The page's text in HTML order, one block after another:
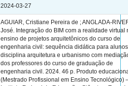
2024-03-27
AGUIAR, Cristiane Pereira de ; ANGLADA-
José. Integração do BIM com a realidade virtual
ensino de projetos arquitetônicos do curso de
engenharia civil: sequência didática para
disciplina arquitetura e urbanismo com
dos professores do curso de graduação de
engenharia civil. 2024. 46 p. Produto
(Mestrado Profissional em Ensino Tecnológico)